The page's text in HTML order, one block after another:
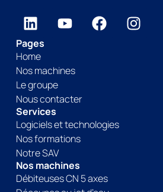
Pages
Home
Nos machines
Le groupe
Nous contacter
Services
Logiciels et technologies
Nos formations
Notre SAV
Nos machines
Débiteuses CN 5 axes